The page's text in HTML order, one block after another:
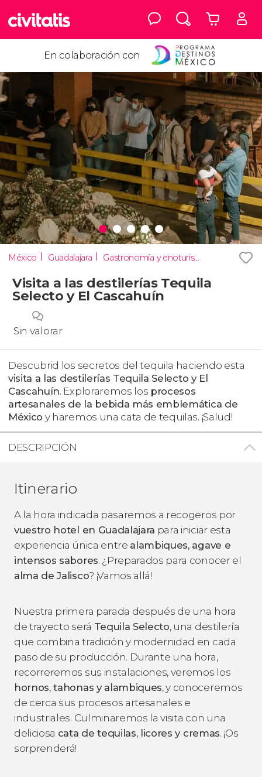
En colaboración con
México Guadalajara Gastronomía y enoturismo
Visita a las destilerías Tequila
Selecto y El Cascahuín
Sin valorar
Descubrid los secretos del tequila haciendo esta
visita a las destilerías Tequila Selecto y El
Cascahuín. Exploraremos los procesos
artesanales de la bebida más emblemática de
México y haremos una cata de tequilas. ¡Salud!
DESCRIPCIÓN
Itinerario
A la hora indicada pasaremos a recogeros por
vuestro hotel en Guadalajara para iniciar esta
experiencia única entre alambiques, agave e
intensos sabores. ¿Preparados para conocer el
alma de Jalisco? ¡Vamos allá!
Nuestra primera parada después de una hora
de trayecto será Tequila Selecto, una destilería
que combina tradición y modernidad en cada
paso de su producción. Durante una hora,
recorreremos sus instalaciones, veremos los
hornos, tahonas y alambiques, y conoceremos
de cerca sus procesos artesanales e
industriales. Culminaremos la visita con una
deliciosa cata de tequilas, licores y cremas. ¡Os
sorprenderá!